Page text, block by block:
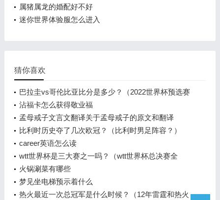
属猪属龙的婚配好不好
迷你世界体验服怎么进入
猜你喜欢
巴拉圭vs哥伦比亚比分是多少？（2022世界杯预选赛
巴拉圭赛程？）
沾福卡怎么获得敬业福
孟母戒子文言文翻译关于孟母戒子的原文和翻译
比利时历史夺了几次欧冠？（比利时男足阵容？）
career英语怎么读
wtt世界杯是三大赛之一吗？（wtt世界杯总决赛全
称？）
火锅涮菜有哪些
梦见坐电梯预示着什么
热火最近一次总冠军是什么时候？（12年雷霆和热火